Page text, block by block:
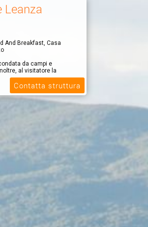
Leanza
And Breakfast, Casa
da campi e
al visitatore la
Contatta struttura